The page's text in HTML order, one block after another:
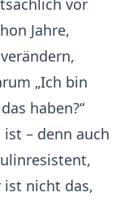
vor
Jahre,
„Ich bin
haben?“
– denn auch
ist nicht das,